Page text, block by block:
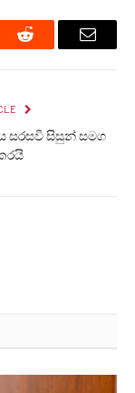
Reddit Email
සරසවි සිසුන් සමග